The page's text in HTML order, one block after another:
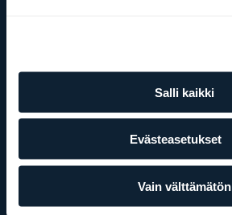
Salli kaikki
Evästeasetukset
Vain välttämätön
Tämä on SATS Group
Media
Investor
Etsimme liiketiloja